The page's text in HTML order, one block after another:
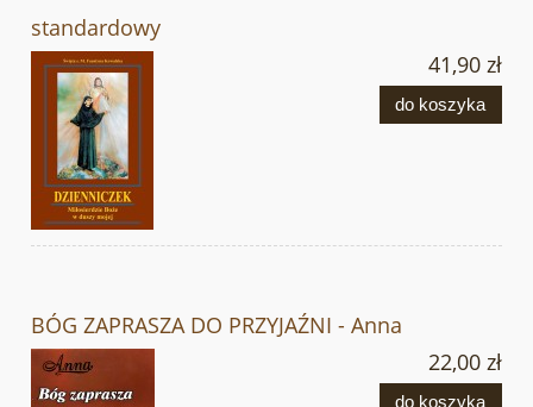
standardowy
41,90 zł
do koszyka
BÓG ZAPRASZA DO PRZYJAŹNI - Anna
22,00 zł
do koszyka